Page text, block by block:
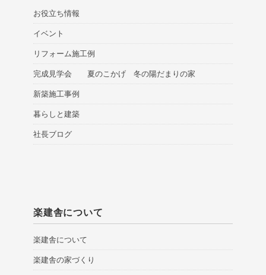
お役立ち情報
イベント
リフォーム施工例
完成見学会 夏のこかげ 冬の陽だまりの家
新築施工事例
暮らしと建築
社長ブログ
楽建舎について
楽建舎について
楽建舎の家づくり